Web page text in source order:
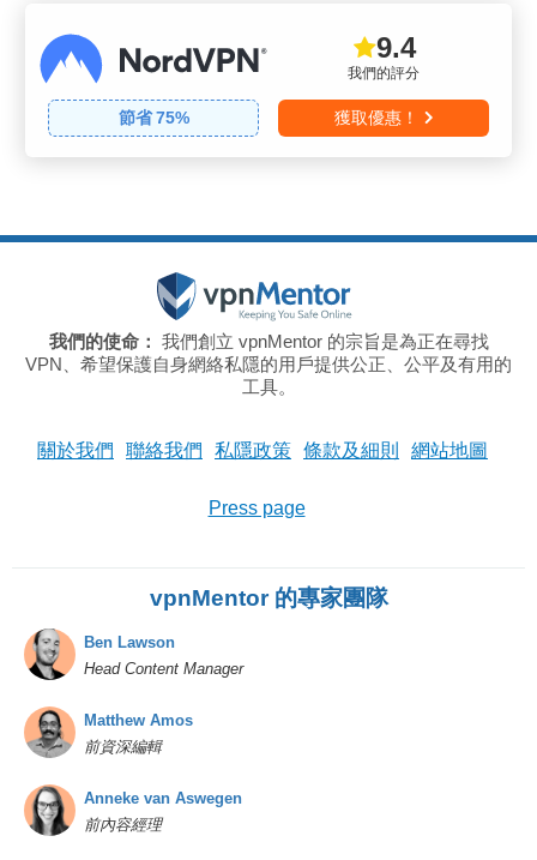
我們的評分
9.4
節省 75% 獲取優惠！
我們的使命： 我們創立 vpnMentor 的宗旨是為正在尋找
VPN、希望保護自身網絡私隱的用戶提供公正、公平及有用的
工具。
關於我們 聯絡我們 私隱政策 條款及細則 網站地圖
Press page
vpnMentor 的專家團隊
Ben Lawson
Head Content Manager
Matthew Amos
前資深編輯
Anneke van Aswegen
前內容經理